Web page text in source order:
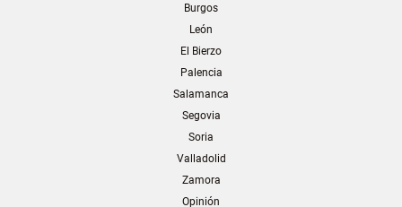
Burgos
León
El Bierzo
Palencia
Salamanca
Segovia
Soria
Valladolid
Zamora
Opinión